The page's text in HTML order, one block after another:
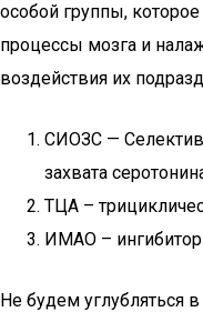
особой группы,
процессы мозга и
воздействия их
СИОЗС —
захвата
ТЦА –
ИМАО –
Не будем углубляться